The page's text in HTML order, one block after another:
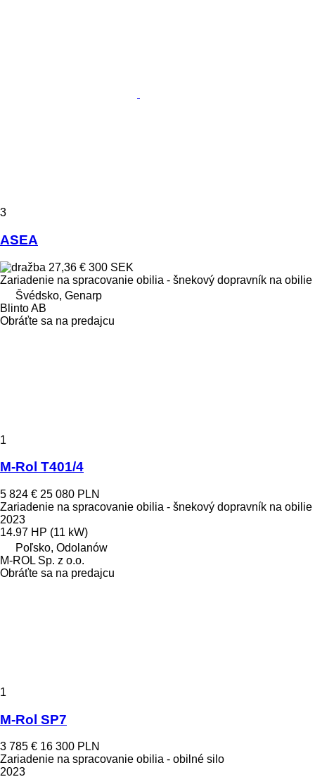
3
ASEA
27,36 € 300 SEK
Zariadenie na spracovanie obilia - šnekový dopravník na obilie
Švédsko, Genarp
Blinto AB
Obráťte sa na predajcu
1
M-Rol T401/4
5 824 € 25 080 PLN
Zariadenie na spracovanie obilia - šnekový dopravník na obilie
2023
14.97 HP (11 kW)
Poľsko, Odolanów
M-ROL Sp. z o.o.
Obráťte sa na predajcu
1
M-Rol SP7
3 785 € 16 300 PLN
Zariadenie na spracovanie obilia - obilné silo
2023